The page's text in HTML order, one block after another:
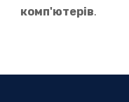
комп'ютерів.